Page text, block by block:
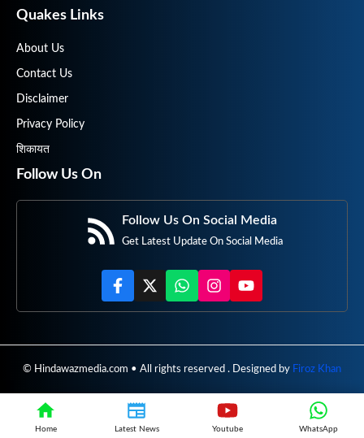
Quakes Links
About Us
Contact Us
Disclaimer
Privacy Policy
शिकायत
Follow Us On
Follow Us On Social Media
Get Latest Update On Social Media
© Hindawazmedia.com • All rights reserved . Designed by Firoz Khan
Home Latest News Youtube WhatsApp